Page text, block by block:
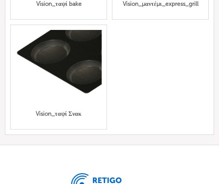
Vision_ταψί bake Vision_μαντέμι_express_grill
Vision_ταψί Σνακ